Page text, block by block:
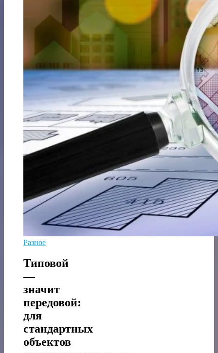
Разное
Типовой
—
значит
передовой:
для
стандартных
объектов